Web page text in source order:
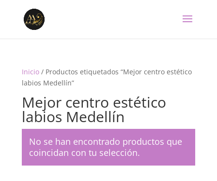
Inicio/ Productos etiquetados “Mejor centro estético
labios Medellín”
Mejor centro estético
labios Medellín
No se han encontrado productos que
coincidan con tu selección.